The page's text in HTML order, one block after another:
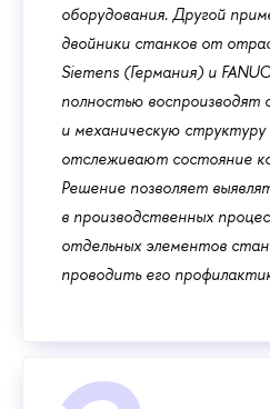
оборудования. Другой
двойники станков от
Siemens (Германия) и
полностью воспроизводят
и механическую
отслеживают состояние
Решение позволяет
в производственных
отдельных элементов
проводить его